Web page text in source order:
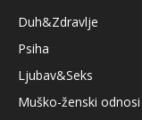
Duh&Zdravlje
Psiha
Ljubav&Seks
Muško-ženski odnosi